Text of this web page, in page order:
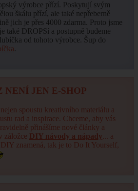
výrobce přízí. Poskytují svým
škálu přízí, ale také nepřeberně
jich je přes 4000 zdarma. Proto jsme
také DROPSí a postupně budeme
od tohoto výrobce. Šup do
.
NENÍ JEN E-SHOP
spoustu kreativního materiálu a
rad a inspirace. Chceme, aby vás
přinášíme nové články a
záložce DIY návody a nápady ... a
znamená, tak je to Do It Yourself,